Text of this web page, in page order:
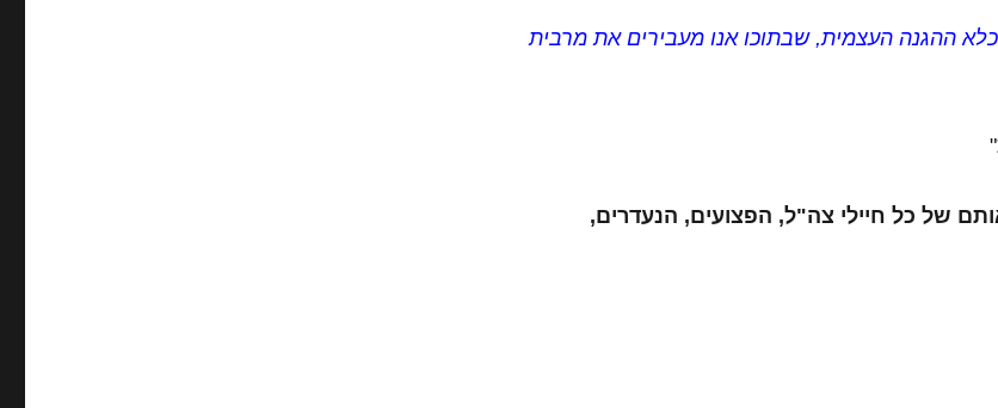
ההגנה העצמית, שבתוכו אנו מעבירים את מרבית
של כל חיילי צה"ל, הפצועים, הנעדרים,